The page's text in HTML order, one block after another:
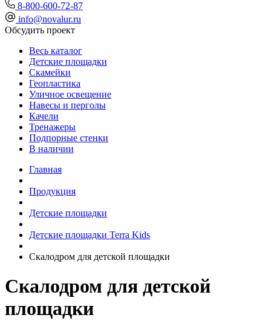
8-800-600-72-87
info@novalur.ru
Обсудить проект
Весь каталог
Детские площадки
Скамейки
Геопластика
Уличное освещение
Навесы и перголы
Качели
Тренажеры
Подпорные стенки
В наличии
Главная
Продукция
Детские площадки
Детские площадки Terra Kids
Скалодром для детской площадки
Скалодром для детской
площадки